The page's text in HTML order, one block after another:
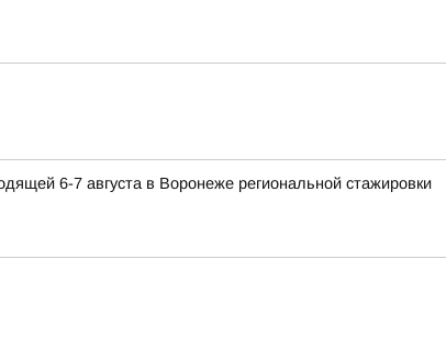
6-7 августа в Воронеже региональной стажировки